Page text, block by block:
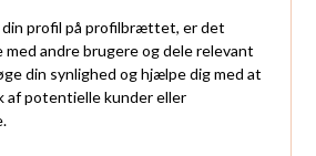
profil på profilbrættet, er det
andre brugere og dele relevant
din synlighed og hjælpe dig med at
potentielle kunder eller